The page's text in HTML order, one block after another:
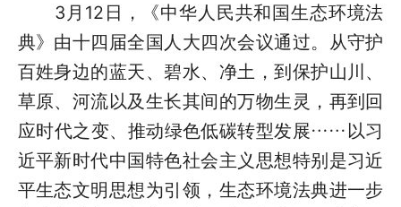
3月12日，《中华人民共和国生态环境法
典》由十四届全国人大四次会议通过。从守护
百姓身边的蓝天、碧水、净土，到保护山川、
草原、河流以及生长其间的万物生灵，再到回
应时代之变、推动绿色低碳转型发展……以习
近平新时代中国特色社会主义思想特别是习近
平生态文明思想为引领，生态环境法典进一步